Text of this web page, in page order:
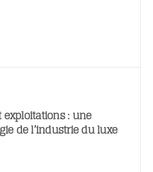
exploitations : une
de l’industrie du luxe